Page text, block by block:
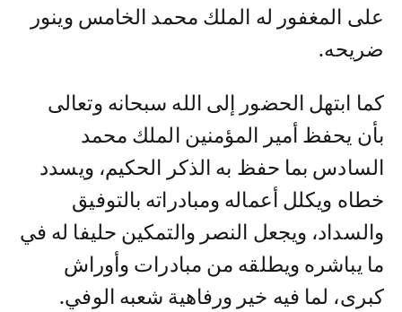
على المغفور له الملك محمد الخامس وينور
ضريحه.
كما ابتهل الحضور إلى الله سبحانه وتعالى
بأن يحفظ أمير المؤمنين الملك محمد
السادس بما حفظ به الذكر الحكيم، ويسدد
خطاه ويكلل أعماله ومبادراته بالتوفيق
والسداد، ويجعل النصر والتمكين حليفا له في
ما يباشره ويطلقه من مبادرات وأوراش
كبرى، لما فيه خير ورفاهية شعبه الوفي.